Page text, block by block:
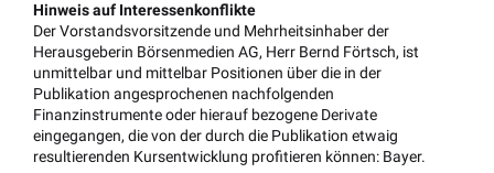
Hinweis auf Interessenkonflikte
Der Vorstandsvorsitzende und Mehrheitsinhaber der
Herausgeberin Börsenmedien AG, Herr Bernd Förtsch, ist
unmittelbar und mittelbar Positionen über die in der
Publikation angesprochenen nachfolgenden
Finanzinstrumente oder hierauf bezogene Derivate
eingegangen, die von der durch die Publikation etwaig
resultierenden Kursentwicklung profitieren können: Bayer.